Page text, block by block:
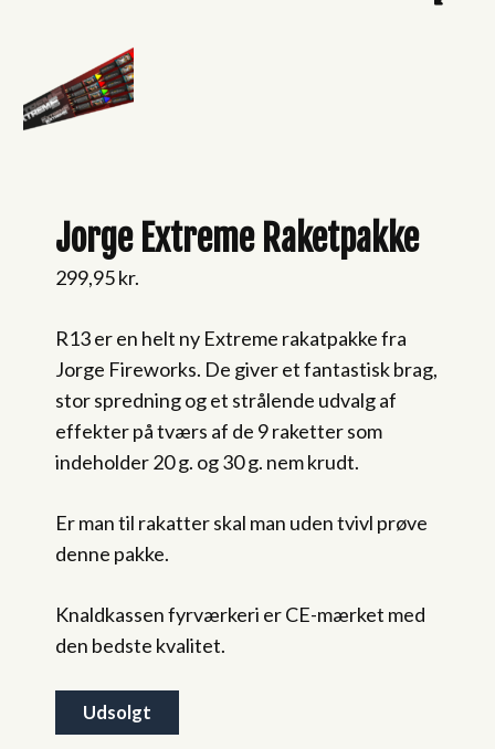
Jorge Extreme Raketpakke
299,95kr.
R13 er en helt ny Extreme rakatpakke fra
Jorge Fireworks. De giver et fantastisk brag,
stor spredning og et strålende udvalg af
effekter på tværs af de 9 raketter som
indeholder 20 g. og 30 g. nem krudt.
Er man til rakatter skal man uden tvivl prøve
denne pakke.
Knaldkassen fyrværkeri er CE-mærket med
den bedste kvalitet.
Udsolgt